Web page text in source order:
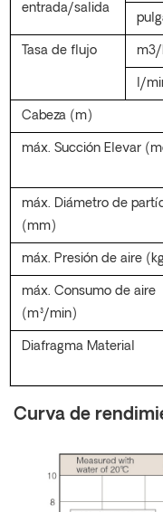
entrada/salida
Tasa de flujo
l/
Cabeza (m)
máx. Succión Elevar
máx. Diámetro de
(mm)
máx. Presión de aire
máx. Consumo de aire
(m³/min)
Diafragma Material
Curva de